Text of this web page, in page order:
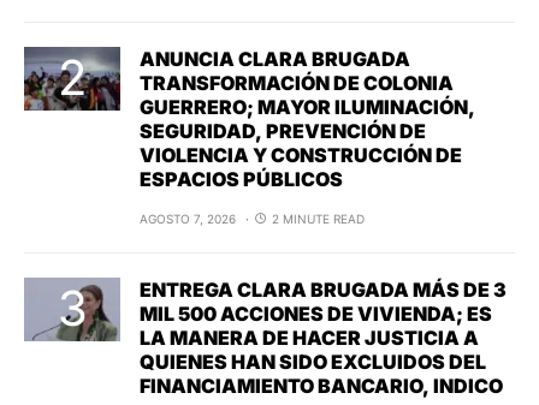
ANUNCIA CLARA BRUGADA
TRANSFORMACIÓN DE COLONIA
GUERRERO; MAYOR ILUMINACIÓN,
SEGURIDAD, PREVENCIÓN DE
VIOLENCIA Y CONSTRUCCIÓN DE
ESPACIOS PÚBLICOS
AGOSTO 7, 2026 2 MINUTE READ
ENTREGA CLARA BRUGADA MÁS DE 3
MIL 500 ACCIONES DE VIVIENDA; ES
LA MANERA DE HACER JUSTICIA A
QUIENES HAN SIDO EXCLUIDOS DEL
FINANCIAMIENTO BANCARIO, INDICO